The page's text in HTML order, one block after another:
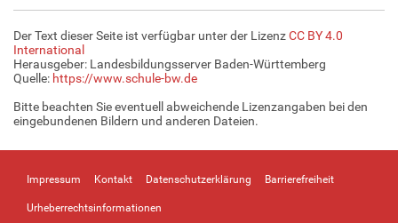
Der Text dieser Seite ist verfügbar unter der LizenzCC BY 4.0
International
Herausgeber: Landesbildungsserver Baden-Württemberg
Quelle: https://www.schule-bw.de
Bitte beachten Sie eventuell abweichende Lizenzangaben bei den
eingebundenen Bildern und anderen Dateien.
Impressum Kontakt Datenschutzerklärung Barrierefreiheit
Urheberrechtsinformationen